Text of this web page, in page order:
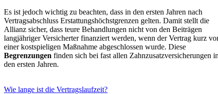
Es ist jedoch wichtig zu beachten, dass in den ersten Jahren nach
Vertragsabschluss Erstattungshöchstgrenzen gelten. Damit stellt die
Allianz sicher, dass teure Behandlungen nicht von den Beiträgen
langjähriger Versicherter finanziert werden, wenn der Vertrag kurz
einer kostspieligen Maßnahme abgeschlossen wurde. Diese
Begrenzungen finden sich bei fast allen Zahnzusatzversicherungen
den ersten Jahren.
Wie lange ist die Vertragslaufzeit?